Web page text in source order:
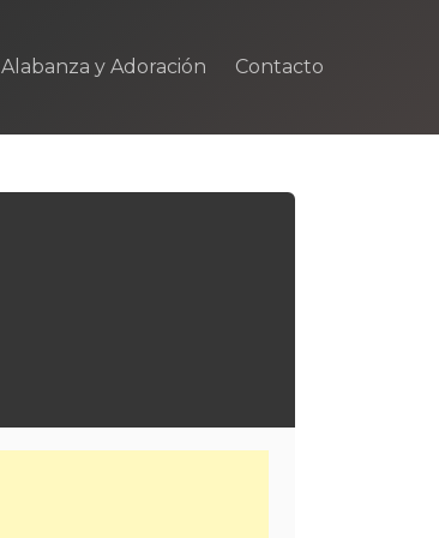
Alabanza y Adoración Contacto